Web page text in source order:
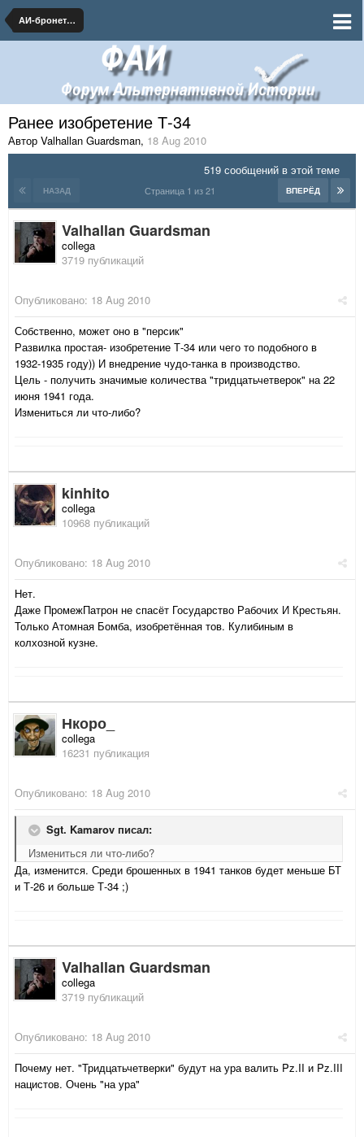
АИ-бронетехника
Ранее изобретение Т-34
Автор Valhallan Guardsman, 18 Aug 2010
519 сообщений в этой теме
НАЗАД ВПЕРЁД
Страница 1 из 21
Valhallan Guardsman
collega
3719 публикаций
Опубликовано: 18 Aug 2010
Собственно, может оно в "персик"
Развилка простая- изобретение Т-34 или чего то подобного в
1932-1935 году)) И внедрение чудо-танка в производство.
Цель - получить значимые количества "тридцатьчетверок" на 22
июня 1941 года.
Измениться ли что-либо?
kinhito
collega
10968 публикаций
Опубликовано: 18 Aug 2010
Нет.
Даже ПромежПатрон не спасёт Государство Рабочих И Крестьян.
Только Атомная Бомба, изобретённая тов. Кулибиным в
колхозной кузне.
Нкоро_
collega
16231 публикация
Опубликовано: 18 Aug 2010
Sgt. Kamarov писал:
Измениться ли что-либо?
Да, изменится. Среди брошенных в 1941 танков будет меньше БТ
и Т-26 и больше Т-34 ;)
Valhallan Guardsman
collega
3719 публикаций
Опубликовано: 18 Aug 2010
Почему нет. "Тридцатьчетверки" будут на ура валить Pz.II и Pz.III
нацистов. Очень "на ура"